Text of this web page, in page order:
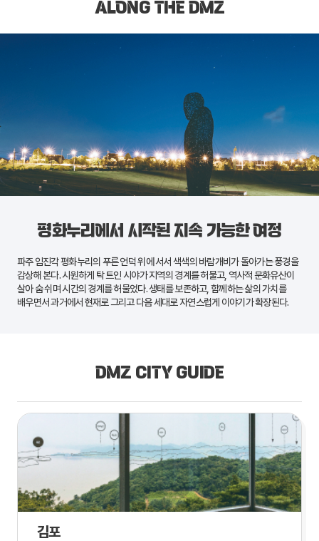
ALONG THE DMZ
평화누리에서 시작된 지속 가능한 여정
파주임진각 평화누리의 푸른 언덕 위에 서서 색색의 바람개비가 돌아가는 풍경을
감상해 본다. 시원하게 탁 트인 시야가 지역의 경계를 허물고, 역사적 문화유산이
살아 숨 쉬며 시간의 경계를 허물었다. 생태를 보존하고, 함께하는 삶의 가치를
배우면서 과거에서 현재로 그리고 다음 세대로 자연스럽게 이야기가 확장된다.
DMZ CITY GUIDE
김포